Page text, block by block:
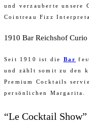
und verzauberte unsere
Cointreau Fizz
1910 Bar Reichshof
Seit 1910 ist die Bar
und zählt somit zu den
Premium Cocktails
persönlichen Margarita.
“Le Cocktail